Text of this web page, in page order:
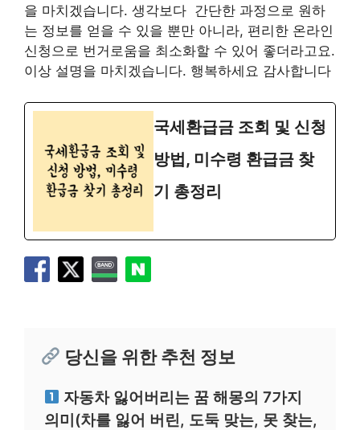
을 마치겠습니다. 생각보다 간단한 과정으로 원하
는 정보를 얻을 수 있을 뿐만 아니라, 편리한 온라인
신청으로 번거로움을 최소화할 수 있어 좋더라고요.
이상 설명을 마치겠습니다. 행복하세요 감사합니다
국세환급금 조회 및 신청
방법, 미수령 환급금 찾
기 총정리
당신을 위한 추천 정보
자동차 잃어버리는 꿈 해몽의 7가지
의미(차를 잃어 버린, 도둑 맞는, 못 찾는,